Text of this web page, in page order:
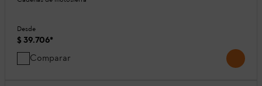
Desde
$ 39.706*
Comparar